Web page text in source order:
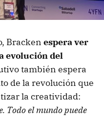
Bracken espera ver
evolución del
también espera
de la revolución que
la creatividad:
Todo el mundo puede